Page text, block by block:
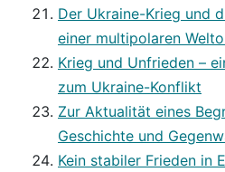
Der Ukraine-Krieg und
einer multipolaren
Krieg und Unfrieden –
zum Ukraine-Konflikt
Zur Aktualität eines
Geschichte und
Kein stabiler Frieden in